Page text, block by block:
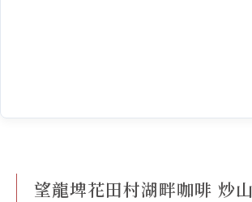
望龍埤花田村湖畔咖啡 炒